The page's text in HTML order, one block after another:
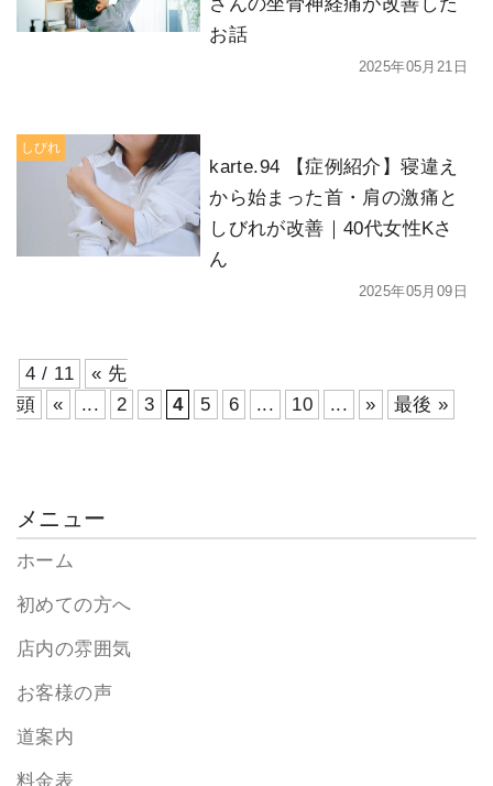
お話
2025年05月21日
しびれ
karte.94 【症例紹介】寝違え
から始まった首・肩の激痛と
しびれが改善｜40代女性Kさ
ん
2025年05月09日
4 / 11
« 先
頭
« ... 2 3 4 5 6 ... 10 ... » 最後 »
メニュー
ホーム
初めての方へ
店内の雰囲気
お客様の声
道案内
料金表